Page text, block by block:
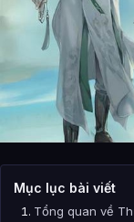
Mục lục bài viết
Tổng quan về